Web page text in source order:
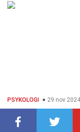
PSYKOLOGI 29 nov 2024
37 Fakta Om
Meditation